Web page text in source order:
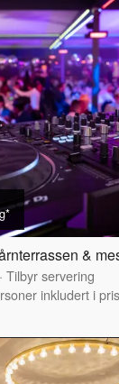
&
· Tilbyr servering
inkludert i